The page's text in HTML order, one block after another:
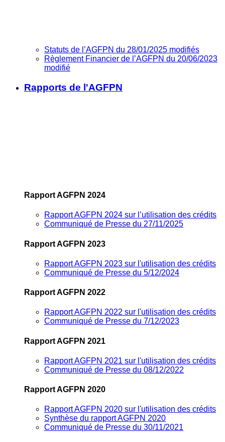
Statuts de l’AGFPN du 28/01/2025 modifiés
Règlement Financier de l’AGFPN du 20/06/2023
modifié
Rapports de l'AGFPN
Rapport AGFPN 2024
Rapport AGFPN 2024 sur l’utilisation des crédits
Communiqué de Presse du 27/11/2025
Rapport AGFPN 2023
Rapport AGFPN 2023 sur l'utilisation des crédits
Communiqué de Presse du 5/12/2024
Rapport AGFPN 2022
Rapport AGFPN 2022 sur l'utilisation des crédits
Communiqué de Presse du 7/12/2023
Rapport AGFPN 2021
Rapport AGFPN 2021 sur l'utilisation des crédits
Communiqué de Presse du 08/12/2022
Rapport AGFPN 2020
Rapport AGFPN 2020 sur l'utilisation des crédits
Synthèse du rapport AGFPN 2020
Communiqué de Presse du 30/11/2021